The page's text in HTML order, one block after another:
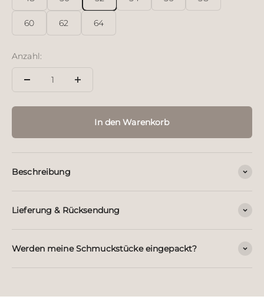
60 62 64
Anzahl:
In den Warenkorb
Beschreibung
Lieferung & Rücksendung
Werden meine Schmuckstücke eingepackt?